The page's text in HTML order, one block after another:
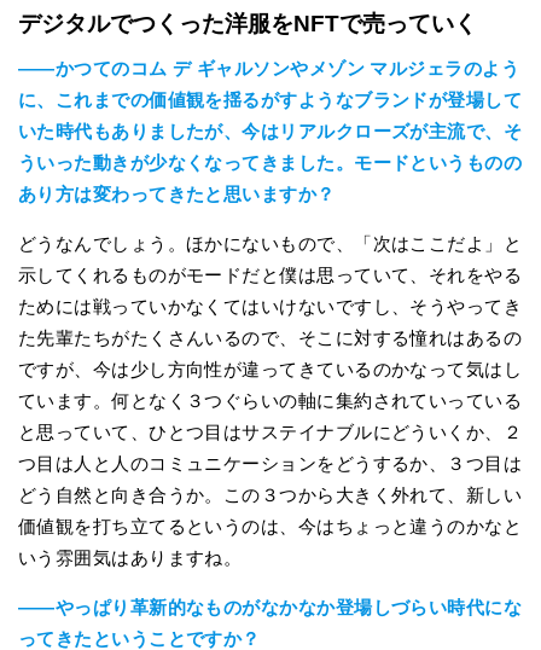
デジタルでつくった洋服をNFTで売っていく
――かつてのコム デ ギャルソンやメゾン マルジェラのよう
に、これまでの価値観を揺るがすようなブランドが登場して
いた時代もありましたが、今はリアルクローズが主流で、そ
ういった動きが少なくなってきました。モードというものの
あり方は変わってきたと思いますか？
どうなんでしょう。ほかにないもので、「次はここだよ」と
示してくれるものがモードだと僕は思っていて、それをやる
ためには戦っていかなくてはいけないですし、そうやってき
た先輩たちがたくさんいるので、そこに対する憧れはあるの
ですが、今は少し方向性が違ってきているのかなって気はし
ています。何となく３つぐらいの軸に集約されていっている
と思っていて、ひとつ目はサステイナブルにどういくか、２
つ目は人と人のコミュニケーションをどうするか、３つ目は
どう自然と向き合うか。この３つから大きく外れて、新しい
価値観を打ち立てるというのは、今はちょっと違うのかなと
いう雰囲気はありますね。
――やっぱり革新的なものがなかなか登場しづらい時代にな
ってきたということですか？